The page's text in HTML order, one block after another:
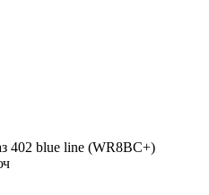
402 blue line (WR8BC+)